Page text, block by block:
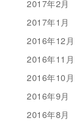
2017年2月
2017年1月
2016年12月
2016年11月
2016年10月
2016年9月
2016年8月